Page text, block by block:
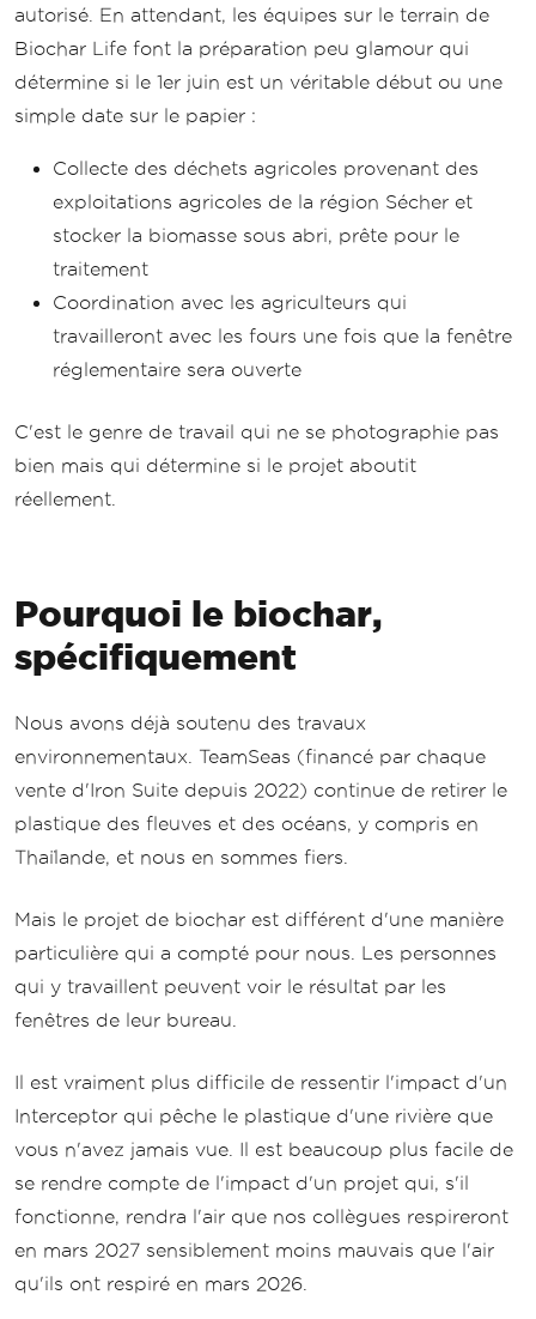
autorisé. En attendant, les équipes sur le terrain de
Biochar Life font la préparation peu glamour qui
détermine si le 1er juin est un véritable début ou une
simple date sur le papier :
Collecte des déchets agricoles provenant des
exploitations agricoles de la région Sécher et
stocker la biomasse sous abri, prête pour le
traitement
Coordination avec les agriculteurs qui
travailleront avec les fours une fois que la fenêtre
réglementaire sera ouverte
C'est le genre de travail qui ne se photographie pas
bien mais qui détermine si le projet aboutit
réellement.
Pourquoi le biochar,
spécifiquement
Nous avons déjà soutenu des travaux
environnementaux. TeamSeas (financé par chaque
vente d'Iron Suite depuis 2022) continue de retirer le
plastique des fleuves et des océans, y compris en
Thaïlande, et nous en sommes fiers.
Mais le projet de biochar est différent d'une manière
particulière qui a compté pour nous. Les personnes
qui y travaillent peuvent voir le résultat par les
fenêtres de leur bureau.
Il est vraiment plus difficile de ressentir l'impact d'un
Interceptor qui pêche le plastique d'une rivière que
vous n'avez jamais vue. Il est beaucoup plus facile de
se rendre compte de l'impact d'un projet qui, s'il
fonctionne, rendra l'air que nos collègues respireront
en mars 2027 sensiblement moins mauvais que l'air
qu'ils ont respiré en mars 2026.